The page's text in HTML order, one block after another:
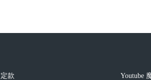
定款 Youtube